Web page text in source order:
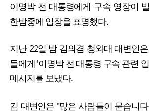
이명박 전 대통령에게 구속 영장이
한밤중에 입장을 표명했다.
지난 22일 밤 김의겸 청와대 대변인
들에게 '이명박 전 대통령 구속 관련
메시지를 보냈다.
김 대변인은 "많은 사람들이 묻습니